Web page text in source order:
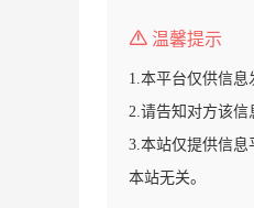
温馨提示
1.本平台仅供信息
2.请告知对方该信
3.本站仅提供信
本站无关。